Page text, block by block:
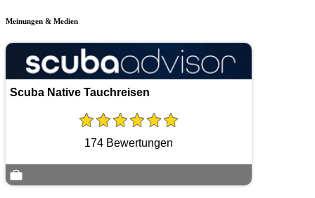
Meinungen & Medien
Scuba Native Tauchreisen
174 Bewertungen